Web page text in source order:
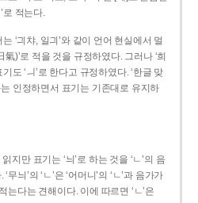
로 적는다.
‘긔챠, 일긔’와 같이 언어 현실에서 멀
)’로 적을 것을 규정하였다. 그러나 ‘희
도 ‘ㅢ’로 한다고 규정하였다. ‘한글 맞
인정하면서 표기는 기존대로 유지하
읽지만 표기는 ‘늬’로 하는 것을 ‘ㄴ’의 음
늬’의 ‘ㄴ’은 ‘어머니’의 ‘ㄴ’과 음가가
는다는 견해이다. 이에 따르면 ‘ㄴ’은